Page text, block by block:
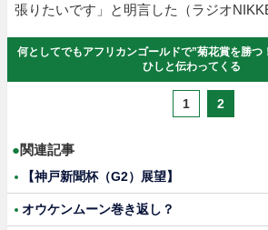
張りたいです」と明言した（ラジオ
何としてでもアフリカンゴールドで”菊花賞を勝つ
ひしと伝わってくる
1 2
●関連記事
【神戸新聞杯（G2）展望】
オウケンムーン巻き返し？